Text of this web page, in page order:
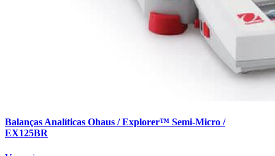
Balanças Analíticas Ohaus / Explorer™ Semi-Micro /
EX125BR